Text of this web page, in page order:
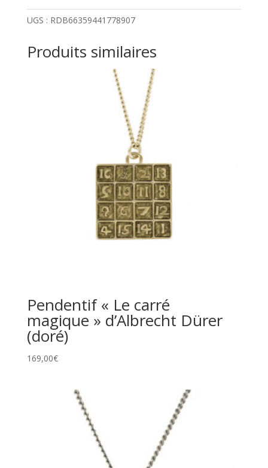
d'Artur
UGS : RDB66359441778907
Produits similaires
Pendentif « Le carré
magique » d’Albrecht Dürer
(doré)
169,00€